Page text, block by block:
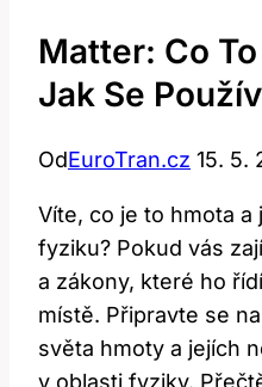
Matter: Co
Jak Se
OdEuroTran.cz 15. 5.
Víte, co je to hmota a
fyziku? Pokud vás
a zákony, které ho
místě. Připravte se
světa hmoty a jejích
v oblasti fyziky.